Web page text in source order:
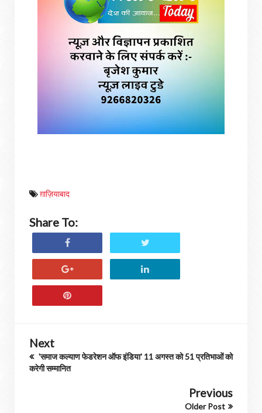
ग़ाज़ियाबाद
Share To:
Next
'समाज कल्याण फेडरेशन ऑफ इंडिया' 11 अगस्त को 51 प्रतिभाओं को
करेगी सम्मानित
Previous
Older Post